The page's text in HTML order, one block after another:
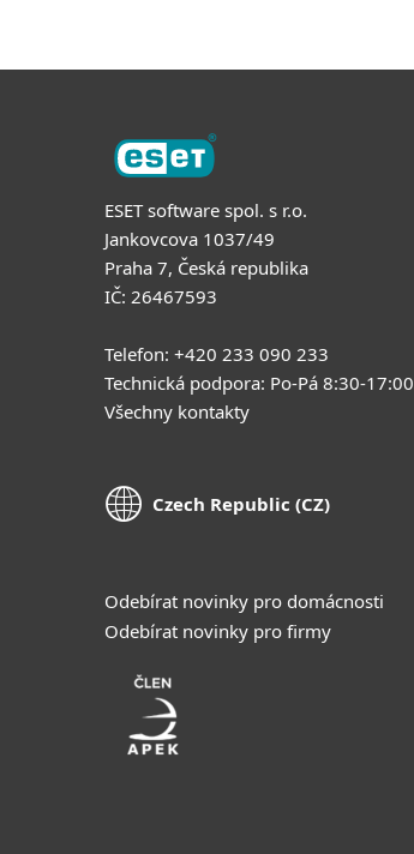
ESET software spol. s r.o.
Jankovcova 1037/49
Praha 7, Česká republika
IČ: 26467593
Telefon: +420 233 090 233
Technická podpora: Po-Pá 8:30-17:00
Všechny kontakty
Czech Republic (CZ)
Odebírat novinky pro domácnosti
Odebírat novinky pro firmy